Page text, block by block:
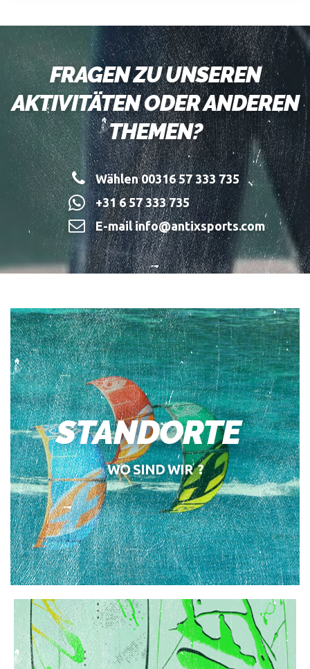
FRAGEN ZU UNSEREN
AKTIVITÄTEN ODER ANDEREN
THEMEN?
Wählen 00316 57 333 735
+31 6 57 333 735
E-mail info@antixsports.com
STANDORTE
WO SIND WIR ?